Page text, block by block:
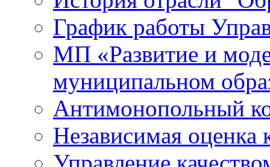
График работы
МП «Развитие и
муниципальном
Антимонопольный
Независимая оценка